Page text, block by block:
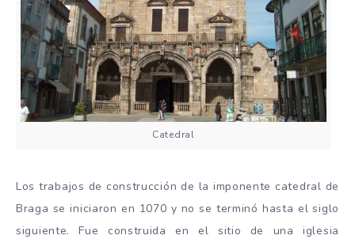
Catedral
Los trabajos de construcción de la imponente catedral de
Braga se iniciaron en 1070 y no se terminó hasta el siglo
siguiente. Fue construida en el sitio de una iglesia